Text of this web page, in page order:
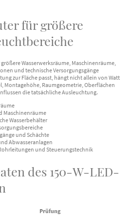
für größere
Wasserwerksräume, Maschinenräume,
und technische Versorgungsgänge
zur Fläche passt, hängt nicht allein von Watt
Montagehöhe, Raumgeometrie, Oberflächen
die tatsächliche Ausleuchtung.
Maschinenräume
Wasserbehälter
und Schächte
Abwasseranlagen
und Steuerungstechnik
des 150-W-LED-
Prüfung